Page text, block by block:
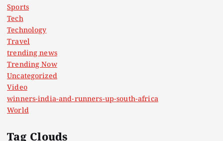
Sports
Tech
Technology
Travel
trending news
Trending Now
Uncategorized
Video
winners-india-and-runners-up-south-africa
World
Tag Clouds